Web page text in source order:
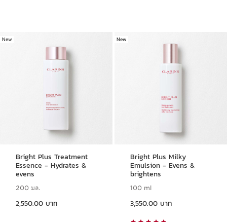
New
Bright Plus Treatment
Essence - Hydrates &
evens
200 มล.
2,550.00 บาท
New
Bright Plus Milky
Emulsion - Evens &
brightens
100 ml
3,550.00 บาท